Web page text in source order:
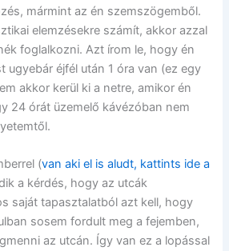
mármint az én szemszögemből.
elemzésekre számít, akkor azzal
foglalkozni. Azt írom le, hogy én
ugyebár éjfél után 1 óra van (ez egy
akkor kerül ki a netre, amikor én
24 órát üzemelő kávézóban nem
(van aki el is aludt, kattints ide a
a kérdés, hogy az utcák
saját tapasztalatból azt kell, hogy
sosem fordult meg a fejemben,
az utcán. Így van ez a lopással